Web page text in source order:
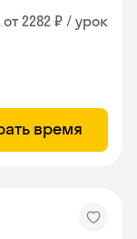
от 2282 ₽ / урок
время